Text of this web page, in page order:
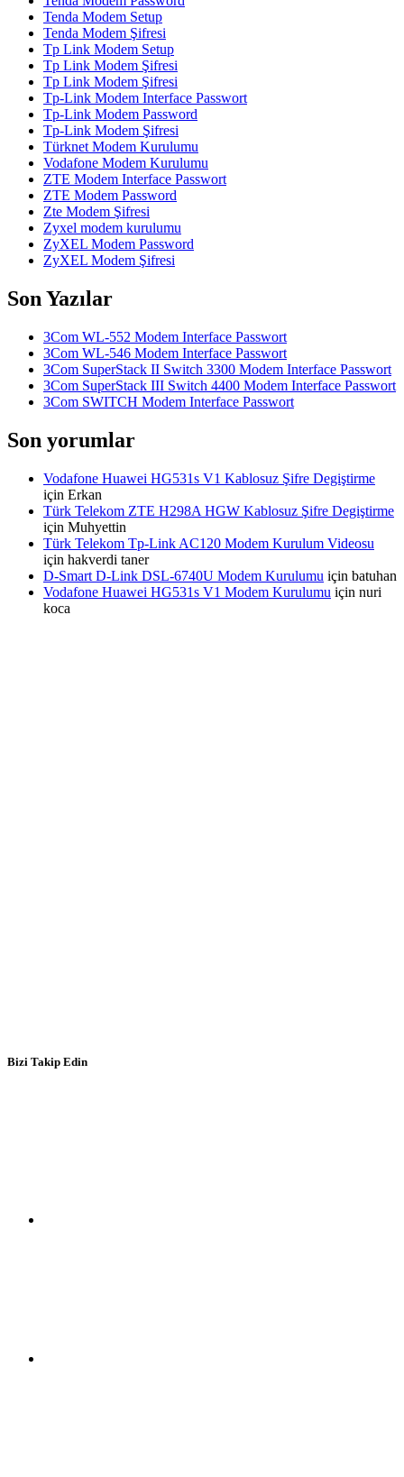
Tenda Modem Setup
Tenda Modem Şifresi
Tp Link Modem Setup
Tp Link Modem Şifresi
Tp Link Modem Şifresi
Tp-Link Modem Interface Passwort
Tp-Link Modem Password
Tp-Link Modem Şifresi
Türknet Modem Kurulumu
Vodafone Modem Kurulumu
ZTE Modem Interface Passwort
ZTE Modem Password
Zte Modem Şifresi
Zyxel modem kurulumu
ZyXEL Modem Password
ZyXEL Modem Şifresi
Son Yazılar
3Com WL-552 Modem Interface Passwort
3Com WL-546 Modem Interface Passwort
3Com SuperStack II Switch 3300 Modem Interface Passwort
3Com SuperStack III Switch 4400 Modem Interface Passwort
3Com SWITCH Modem Interface Passwort
Son yorumlar
Vodafone Huawei HG531s V1 Kablosuz Şifre Degiştirme
için Erkan
Türk Telekom ZTE H298A HGW Kablosuz Şifre Degiştirme
için Muhyettin
Türk Telekom Tp-Link AC120 Modem Kurulum Videosu
için hakverdi taner
D-Smart D-Link DSL-6740U Modem Kurulumu için batuhan
Vodafone Huawei HG531s V1 Modem Kurulumu için nuri
koca
Bizi Takip Edin